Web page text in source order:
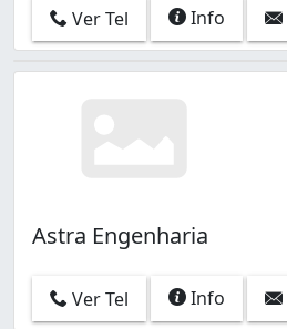
Ver Tel Info
Astra Engenharia
Ver Tel Info